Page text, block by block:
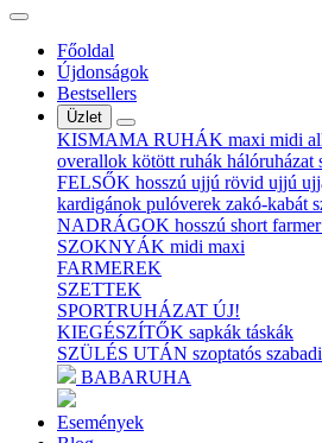
Főoldal
Újdonságok
Bestsellers
Üzlet
KISMAMA RUHÁK maxi midi
overallok kötött ruhák hálóruházat
FELSŐK hosszú ujjú rövid ujjú
kardigánok pulóverek zakó-kabát
NADRÁGOK hosszú short farmer
SZOKNYÁK midi maxi
FARMEREK
SZETTEK
SPORTRUHÁZAT ÚJ!
KIEGÉSZÍTŐK sapkák táskák
SZÜLÉS UTÁN szoptatós
BABARUHA
Események